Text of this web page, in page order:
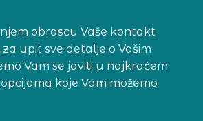
obrascu Vaše kontakt
upit sve detalje o Vašim
Vam se javiti u najkraćem
koje Vam možemo